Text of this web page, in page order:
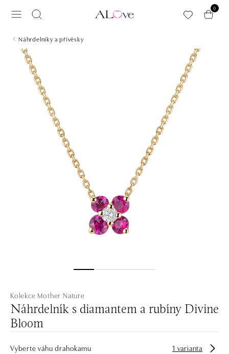
0
Náhrdelníky a přívěsky
Kolekce Mother Nature
Náhrdelník s diamantem a rubíny Divine
Bloom
Vyberte váhu drahokamu 1 varianta